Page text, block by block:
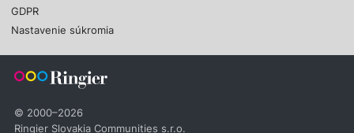
GDPR
Nastavenie súkromia
© 2000–2026
Ringier Slovakia Communities s.r.o.